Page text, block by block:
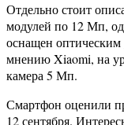
Отдельно стоит
модулей по 12 Мп,
оснащен
мнению Xiaomi, на
камера 5 Мп.
Смартфон оценили
12 сентября.